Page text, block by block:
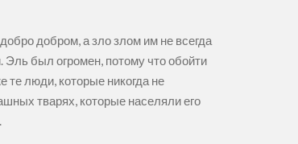
добром, а зло злом им не всегда
был огромен, потому что обойти
те люди, которые никогда не
тварях, которые населяли его